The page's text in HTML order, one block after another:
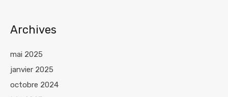
Archives
mai 2025
janvier 2025
octobre 2024